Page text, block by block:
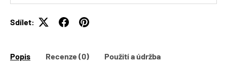
Sdílet:
Popis Recenze (0) Použití a údržba